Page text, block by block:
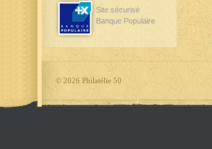
Site sécurisé
Banque Populaire
© 2026 Philatélie 50